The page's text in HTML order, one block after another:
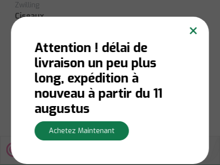
Zwilling
Ciseaux
Niet op voorraad:
Contactez-nous pour la
disponibilité du stock
Afficher
×
Attention ! délai de
livraison un peu plus
long, expédition à
nouveau à partir du 11
augustus
Achetez Maintenant